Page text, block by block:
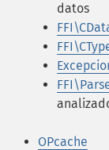
datos
OPcache